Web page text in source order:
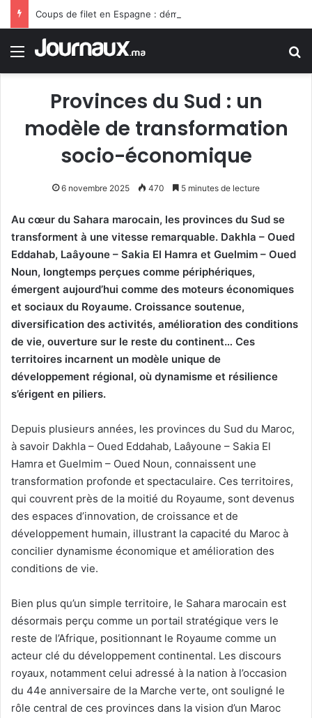
Menu
Provinces du Sud : un
modèle de transformation
socio-économique
6 novembre 2025 470 5 minutes de lecture
Au cœur du Sahara marocain, les provinces du Sud se
transforment à une vitesse remarquable. Dakhla – Oued
Eddahab, Laâyoune – Sakia El Hamra et Guelmim – Oued
Noun, longtemps perçues comme périphériques,
émergent aujourd’hui comme des moteurs économiques
et sociaux du Royaume. Croissance soutenue,
diversification des activités, amélioration des conditions
de vie, ouverture sur le reste du continent… Ces
territoires incarnent un modèle unique de
développement régional, où dynamisme et résilience
s’érigent en piliers.
Depuis plusieurs années, les provinces du Sud du Maroc,
à savoir Dakhla – Oued Eddahab, Laâyoune – Sakia El
Hamra et Guelmim – Oued Noun, connaissent une
transformation profonde et spectaculaire. Ces territoires,
qui couvrent près de la moitié du Royaume, sont devenus
des espaces d’innovation, de croissance et de
développement humain, illustrant la capacité du Maroc à
concilier dynamisme économique et amélioration des
conditions de vie.
Bien plus qu’un simple territoire, le Sahara marocain est
désormais perçu comme un portail stratégique vers le
reste de l’Afrique, positionnant le Royaume comme un
acteur clé du développement continental. Les discours
royaux, notamment celui adressé à la nation à l’occasion
du 44e anniversaire de la Marche verte, ont souligné le
rôle central de ces provinces dans la vision d’un Maroc